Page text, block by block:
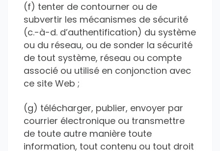
(f) tenter de contourner ou de
subvertir les mécanismes de sécurité
(c.-à-d. d’authentification) du système
ou du réseau, ou de sonder la sécurité
de tout système, réseau ou compte
associé ou utilisé en conjonction avec
ce site Web ;
(g) télécharger, publier, envoyer par
courrier électronique ou transmettre
de toute autre manière toute
information, tout contenu ou tout droit